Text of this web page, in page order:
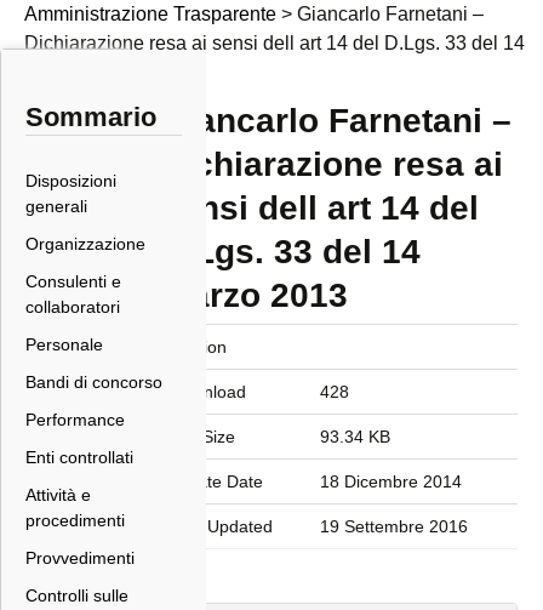
contenuto
Amministrazione Trasparente > Giancarlo Farnetani –
Dichiarazione resa ai sensi dell art 14 del D.Lgs. 33 del 14
Sommario
Disposizioni
generali
Organizzazione
Consulenti e
collaboratori
Personale
Bandi di concorso
Performance
Enti controllati
Attività e
procedimenti
Provvedimenti
Controlli sulle
Giancarlo Farnetani –
Dichiarazione resa ai
sensi dell art 14 del
D.Lgs. 33 del 14
marzo 2013
Version
Download 428
File Size 93.34 KB
Create Date 18 Dicembre 2014
Last Updated 19 Settembre 2016